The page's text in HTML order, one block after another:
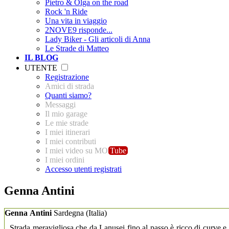
Pietro & Olga on the road
Rock 'n Ride
Una vita in viaggio
2NOVE9 risponde...
Lady Biker - Gli articoli di Anna
Le Strade di Matteo
IL BLOG
UTENTE
Registrazione
Amici di strada
Quanti siamo?
Messaggi
Il mio garage
Le mie strade
I miei itinerari
I miei contributi
I miei video su MO Tube
I miei ordini
Accesso utenti registrati
Genna Antini
Genna Antini Sardegna (Italia)